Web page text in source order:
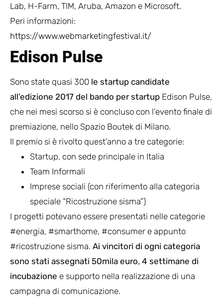
Lab, H-Farm, TIM, Aruba, Amazon e Microsoft.
Peri informazioni:
https://www.webmarketingfestival.it/
Edison Pulse
Sono state quasi 300 le startup candidate
all’edizione 2017 del bando per startup Edison Pulse,
che nei mesi scorso si è concluso con l’evento finale di
premiazione, nello Spazio Boutek di Milano.
Il premio si è rivolto quest’anno a tre categorie:
Startup, con sede principale in Italia
Team Informali
Imprese sociali (con riferimento alla categoria
speciale “Ricostruzione sisma”)
I progetti potevano essere presentati nelle categorie
#energia, #smarthome, #consumer e appunto
#ricostruzione sisma. Ai vincitori di ogni categoria
sono stati assegnati 50mila euro, 4 settimane di
incubazione e supporto nella realizzazione di una
campagna di comunicazione.